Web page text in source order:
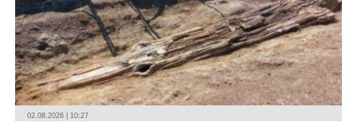
02.08.2026 | 10:27